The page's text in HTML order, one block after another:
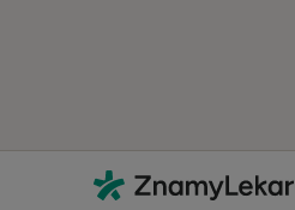
Kontakt
ZnamyLekar - Hlavní stránka